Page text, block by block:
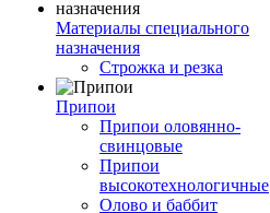
Материалы специального
назначения
Строжка и резка
Припои
Припои оловянно-
свинцовые
Припои
высокотехнологичные
Олово и баббит